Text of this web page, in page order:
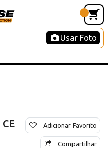
Usar Foto
Adicionar Favorito
Compartilhar